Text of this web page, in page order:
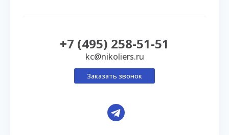
+7 (495) 258-51-51
kc@nikoliers.ru
Заказать звонок